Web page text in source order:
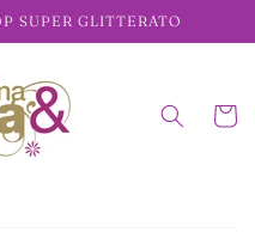
SUPER GLITTERATO